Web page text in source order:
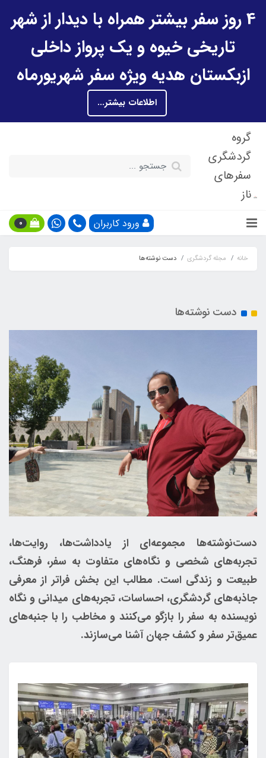
4 روز سفر بیشتر همراه با دیدار از شهر
تاریخی خیوه و یک پرواز داخلی
ازبکستان هدیه ویژه سفر شهریورماه
اطلاعات بیشتر...
گروه
گردشگری
سفرهای
ناز
ورود کاربران 0
خانه مجله گردشگری دست نوشته‌ها
دست نوشته‌ها
دست‌نوشته‌ها مجموعه‌ای از یادداشت‌ها، روایت‌ها،
تجربه‌های شخصی و نگاه‌های متفاوت به سفر، فرهنگ،
طبیعت و زندگی است. مطالب این بخش فراتر از معرفی
جاذبه‌های گردشگری، احساسات، تجربه‌های میدانی و نگاه
نویسنده به سفر را بازگو می‌کنند و مخاطب را با جنبه‌های
عمیق‌تر سفر و کشف جهان آشنا می‌سازند.